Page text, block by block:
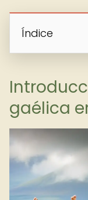
Índice
gaélica